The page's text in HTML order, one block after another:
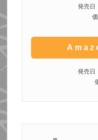
発売日
発売日